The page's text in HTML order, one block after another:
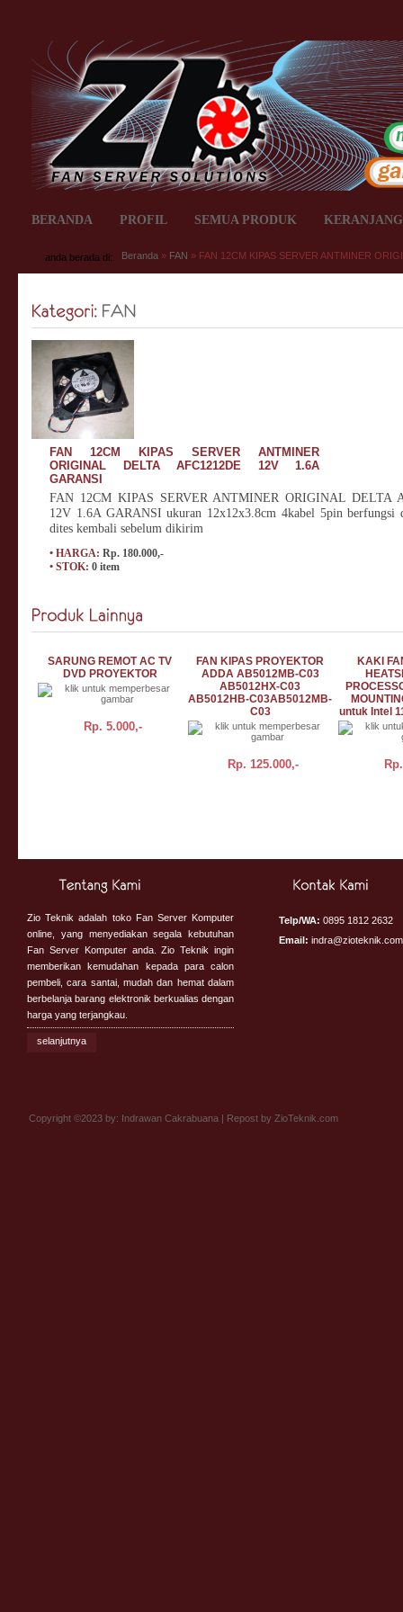
BERANDA PROFIL SEMUA PRODUK
anda berada di: Beranda » FAN » FAN 12CM KIPAS SERVER ANTMINER
FAN 12CM KIPAS SERVER ANTMINER
ORIGINAL DELTA AFC1212DE 12V 1.6A
GARANSI
FAN 12CM KIPAS SERVER ANTMINER ORIGINAL DELTA
12V 1.6A GARANSI ukuran 12x12x3.8cm 4kabel 5pin berfungsi
dites kembali sebelum dikirim
• HARGA: Rp. 180.000,-
• STOK: 0 item
SARUNG REMOT AC TV
DVD PROYEKTOR
Rp. 5.000,-
FAN KIPAS PROYEKTOR
ADDA AB5012MB-C03
AB5012HX-C03
AB5012HB-C03AB5012MB-
C03
Rp. 125.000,-
KAKI
untuk Intel
Zio Teknik adalah toko Fan Server Komputer
online, yang menyediakan segala kebutuhan
Fan Server Komputer anda. Zio Teknik ingin
memberikan kemudahan kepada para calon
pembeli, cara santai, mudah dan hemat dalam
berbelanja barang elektronik berkualias dengan
harga yang terjangkau.
selanjutnya
Telp/WA: 0895 1812 2632
Email: indra@zioteknik.com
Copyright ©2023 by: Indrawan Cakrabuana | Repost by ZioTeknik.com